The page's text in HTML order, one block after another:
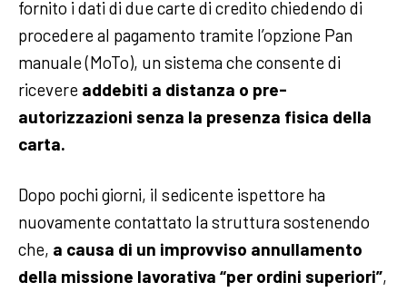
fornito i dati di due carte di credito chiedendo di
procedere al pagamento tramite l’opzione Pan
manuale (MoTo), un sistema che consente di
ricevere addebiti a distanza o pre-
autorizzazioni senza la presenza fisica della
carta.
Dopo pochi giorni, il sedicente ispettore ha
nuovamente contattato la struttura sostenendo
che, a causa di un improvviso annullamento
della missione lavorativa “per ordini superiori”,